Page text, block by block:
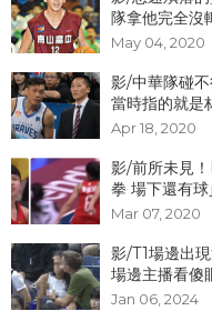
隊拿他完全沒
May 04, 2020
影/中華隊碰
當時指的就是
Apr 18, 2020
影/前所未見
拳 場下還有
Mar 07, 2020
影/T1場邊出
場邊主播看傻
Jan 06, 2024